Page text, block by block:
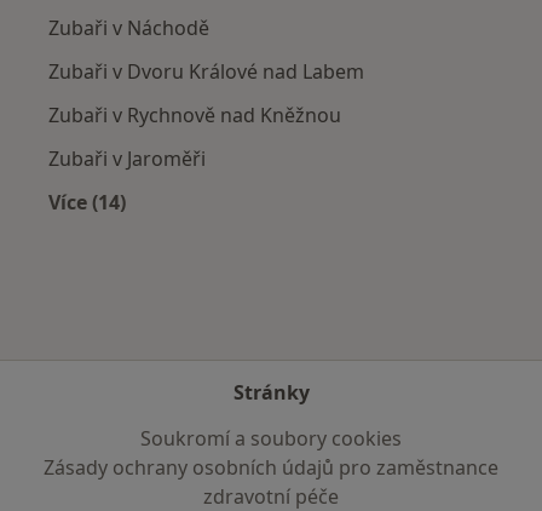
Zubaři v Náchodě
Zubaři v Dvoru Králové nad Labem
Zubaři v Rychnově nad Kněžnou
Zubaři v Jaroměři
Více (14)
Stránky
Soukromí a soubory cookies
Zásady ochrany osobních údajů pro zaměstnance
zdravotní péče